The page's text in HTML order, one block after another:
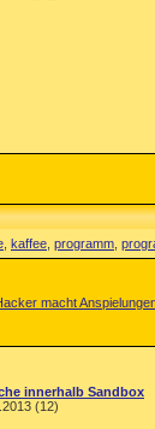
kaffee programm
macht
innerhalb Sandbox
(12)